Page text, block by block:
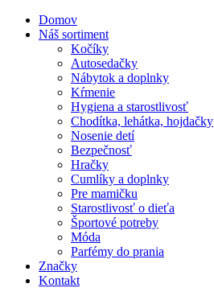
Domov
Náš sortiment
Kočíky
Autosedačky
Nábytok a doplnky
Kŕmenie
Hygiena a starostlivosť
Chodítka, lehátka, hojdačky
Nosenie detí
Bezpečnosť
Hračky
Cumlíky a doplnky
Pre mamičku
Starostlivosť o dieťa
Športové potreby
Móda
Parfémy do prania
Značky
Kontakt